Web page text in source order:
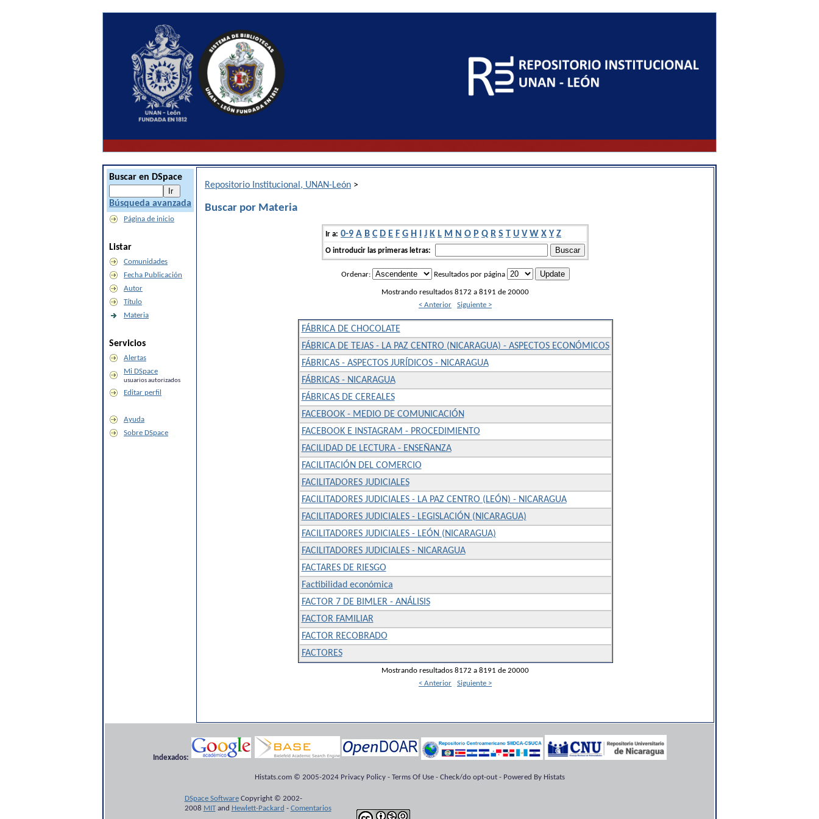
Buscar en DSpace
Búsqueda avanzada
Página de inicio
Listar
Comunidades
Fecha Publicación
Autor
Título
Materia
Servicios
Alertas
Mi DSpace
usuarios autorizados
Editar perfil
Ayuda
Sobre DSpace
Repositorio Institucional, UNAN-León >
Buscar por Materia
Ir a: 0-9 A B C D E F G H I J K L M N O P Q R S T U V W X Y Z
O introducir las primeras letras:
Ordenar: Resultados por página
Mostrando resultados 8172 a 8191 de 20000
< Anterior
Siguiente >
FÁBRICA DE CHOCOLATE
FÁBRICA DE TEJAS - LA PAZ CENTRO (NICARAGUA) - ASPECTOS ECONÓMICOS
FÁBRICAS - ASPECTOS JURÍDICOS - NICARAGUA
FÁBRICAS - NICARAGUA
FÁBRICAS DE CEREALES
FACEBOOK - MEDIO DE COMUNICACIÓN
FACEBOOK E INSTAGRAM - PROCEDIMIENTO
FACILIDAD DE LECTURA - ENSEÑANZA
FACILITACIÓN DEL COMERCIO
FACILITADORES JUDICIALES
FACILITADORES JUDICIALES - LA PAZ CENTRO (LEÓN) - NICARAGUA
FACILITADORES JUDICIALES - LEGISLACIÓN (NICARAGUA)
FACILITADORES JUDICIALES - LEÓN (NICARAGUA)
FACILITADORES JUDICIALES - NICARAGUA
FACTARES DE RIESGO
Factibilidad económica
FACTOR 7 DE BIMLER - ANÁLISIS
FACTOR FAMILIAR
FACTOR RECOBRADO
FACTORES
Mostrando resultados 8172 a 8191 de 20000
< Anterior
Siguiente >
Indexados:
Histats.com © 2005-2024 Privacy Policy - Terms Of Use - Check/do opt-out - Powered By Histats
DSpace SoftwareCopyright © 2002-
2008 MITand Hewlett-Packard - Comentarios